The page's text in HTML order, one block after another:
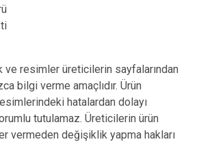
ve resimler üreticilerin sayfalarından
bilgi verme amaçlıdır. Ürün
hatalardan dolayı
tutulamaz. Üreticilerin ürün
vermeden değişiklik yapma hakları